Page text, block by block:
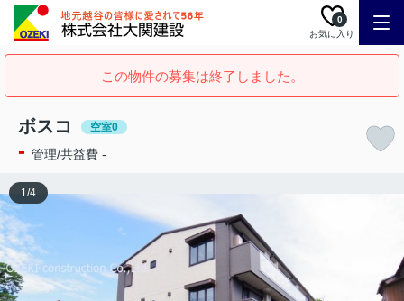
お気に入り
0
この物件の募集は終了しました。
ボスコ 空室0
- 管理/共益費 -
1/4